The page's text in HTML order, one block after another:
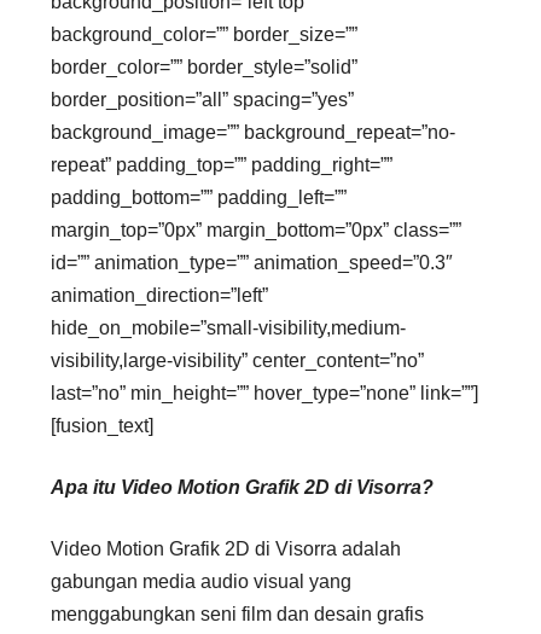
background_color=”” border_size=””
border_color=”” border_style=”solid”
border_position=”all” spacing=”yes”
background_image=”” background_repeat=”no-
repeat” padding_top=”” padding_right=””
padding_bottom=”” padding_left=””
margin_top=”0px” margin_bottom=”0px” class=””
id=”” animation_type=”” animation_speed=”0.3″
animation_direction=”left”
hide_on_mobile=”small-visibility,medium-
visibility,large-visibility” center_content=”no”
last=”no” min_height=”” hover_type=”none” link=””]
[fusion_text]
Apa itu Video Motion Grafik 2D di Visorra?
Video Motion Grafik 2D di Visorra adalah
gabungan media audio visual yang
menggabungkan seni film dan desain grafis